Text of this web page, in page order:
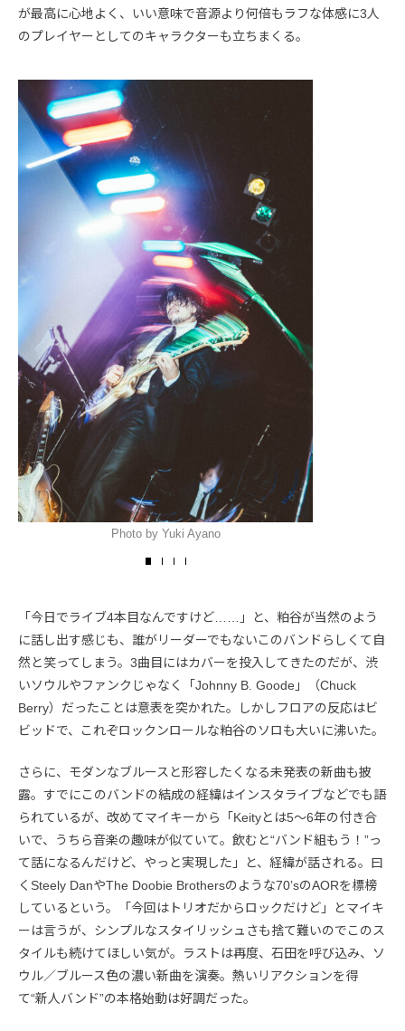
が最高に心地よく、いい意味で音源より何倍もラフな体感に3人
のプレイヤーとしてのキャラクターも立ちまくる。
Photo by Yuki Ayano
「今日でライブ4本目なんですけど……」と、粕谷が当然のよう
に話し出す感じも、誰がリーダーでもないこのバンドらしくて自
然と笑ってしまう。3曲目にはカバーを投入してきたのだが、渋
いソウルやファンクじゃなく「Johnny B. Goode」（Chuck
Berry）だったことは意表を突かれた。しかしフロアの反応はビ
ビッドで、これぞロックンロールな粕谷のソロも大いに沸いた。
さらに、モダンなブルースと形容したくなる未発表の新曲も披
露。すでにこのバンドの結成の経緯はインスタライブなどでも語
られているが、改めてマイキーから「Keityとは5〜6年の付き合
いで、うちら音楽の趣味が似ていて。飲むと“バンド組もう！”っ
て話になるんだけど、やっと実現した」と、経緯が話される。曰
くSteely DanやThe Doobie Brothersのような70’sのAORを標榜
しているという。「今回はトリオだからロックだけど」とマイキ
ーは言うが、シンプルなスタイリッシュさも捨て難いのでこのス
タイルも続けてほしい気が。ラストは再度、石田を呼び込み、ソ
ウル／ブルース色の濃い新曲を演奏。熱いリアクションを得
て“新人バンド”の本格始動は好調だった。